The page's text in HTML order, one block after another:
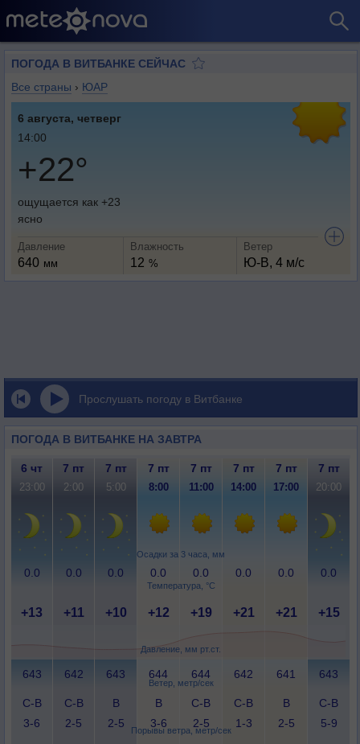
ПОГОДА В ВИТБАНКЕ СЕЙЧАС
Все страны › ЮАР
6 августа, четверг
14:00
+22°
ощущается как +23
ясно
Давление
640 мм
Влажность
12 %
Ветер
Ю-В, 4 м/с
Прослушать погоду в Витбанке
ПОГОДА В ВИТБАНКЕ НА ЗАВТРА
Осадки за 3 часа, мм
Температура, °C
Давление, мм рт.ст.
Ветер, метр/сек
Порывы ветра, метр/сек
6 чт 7 пт 7 пт 7 пт 7 пт 7 пт 7 пт 7 пт
23:00 2:00 5:00 8:00 11:00 14:00 17:00 20:00
0.0 0.0 0.0 0.0 0.0 0.0 0.0 0.0
+13 +11 +10 +12 +19 +21 +21 +15
643 642 643 644 644 642 641 643
С-В
3-6
С-В
2-5
В
2-5
В
3-6
С-В
2-5
С-В
1-3
В
2-5
С-В
5-9